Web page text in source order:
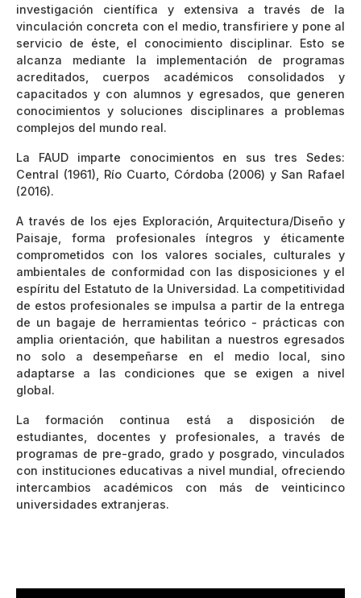
investigación científica y extensiva a través de la
vinculación concreta con el medio, transfiriere y pone al
servicio de éste, el conocimiento disciplinar. Esto se
alcanza mediante la implementación de programas
acreditados, cuerpos académicos consolidados y
capacitados y con alumnos y egresados, que generen
conocimientos y soluciones disciplinares a problemas
complejos del mundo real.
La FAUD imparte conocimientos en sus tres Sedes:
Central (1961), Río Cuarto, Córdoba (2006) y San Rafael
(2016).
A través de los ejes Exploración, Arquitectura/Diseño y
Paisaje, forma profesionales íntegros y éticamente
comprometidos con los valores sociales, culturales y
ambientales de conformidad con las disposiciones y el
espíritu del Estatuto de la Universidad. La competitividad
de estos profesionales se impulsa a partir de la entrega
de un bagaje de herramientas teórico - prácticas con
amplia orientación, que habilitan a nuestros egresados
no solo a desempeñarse en el medio local, sino
adaptarse a las condiciones que se exigen a nivel
global.
La formación continua está a disposición de
estudiantes, docentes y profesionales, a través de
programas de pre-grado, grado y posgrado, vinculados
con instituciones educativas a nivel mundial, ofreciendo
intercambios académicos con más de veinticinco
universidades extranjeras.